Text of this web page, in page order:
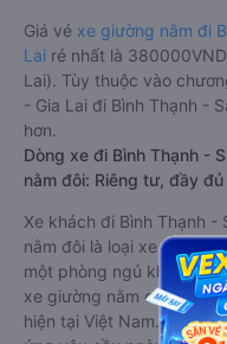
Giá vé xe giường nằm đi
Lai rẻ nhất là
Lai). Tùy thuộc vào
- Gia Lai đi Bình Thạnh -
hơn.
Dòng xe đi Bình Thạnh -
nằm đôi: Riêng tư, đầy
Xe khách đi Bình Thạnh -
nằm đôi là loại xe đặc
một phòng ngủ khách
xe giường nằm cho cặp
hiện tại Việt Nam. Loại